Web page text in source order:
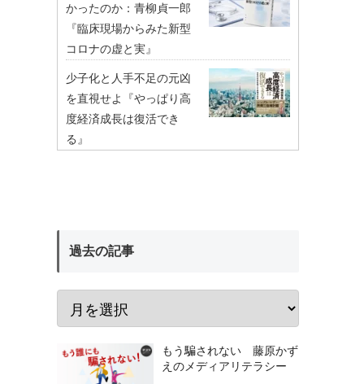
かったのか：青柳貞一郎
『臨床現場からみた新型
コロナの虚と実』
少子化と人手不足の元凶
を直視せよ『やっぱり高
度経済成長は復活でき
る』
過去の記事
もう騙されない 藤原かず
えのメディアリテラシー